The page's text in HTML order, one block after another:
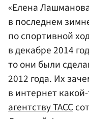
«Елена
в последнем
по спортивной
в декабре 2014
то они были
2012 года. Их
в интернет
агентству ТАСС